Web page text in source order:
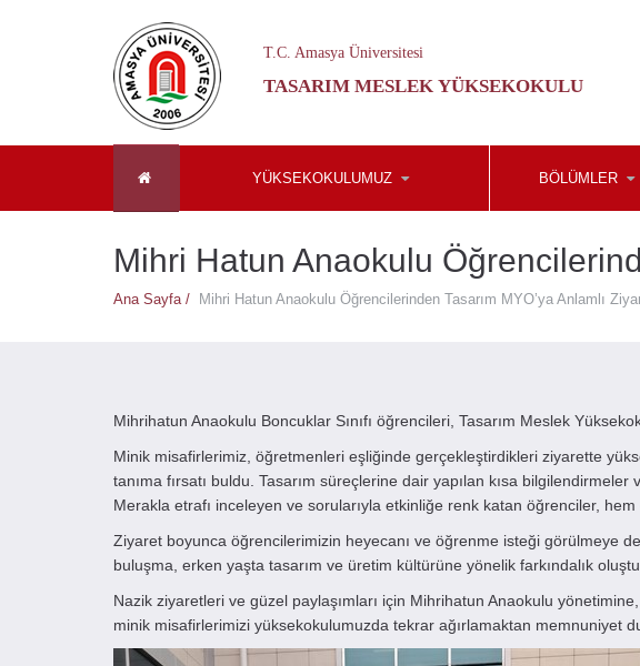
T.C. Amasya Üniversitesi
TASARIM MESLEK YÜKSEKOKULU
YÜKSEKOKULUMUZ BÖLÜMLER
Mihri Hatun Anaokulu
Ana Sayfa / Mihri Hatun Anaokulu Öğrencilerinden Tasarım MYO’ya Anlamlı
Mihrihatun Anaokulu Boncuklar Sınıfı öğrencileri, Tasarım Meslek
Minik misafirlerimiz, öğretmenleri eşliğinde gerçekleştirdikleri ziyarette
tanıma fırsatı buldu. Tasarım süreçlerine dair yapılan kısa bilgilendirmeler
Merakla etrafı inceleyen ve sorularıyla etkinliğe renk katan öğrenciler,
Ziyaret boyunca öğrencilerimizin heyecanı ve öğrenme isteği görülmeye
buluşma, erken yaşta tasarım ve üretim kültürüne yönelik farkındalık
Nazik ziyaretleri ve güzel paylaşımları için Mihrihatun Anaokulu
minik misafirlerimizi yüksekokulumuzda tekrar ağırlamaktan memnuniyet